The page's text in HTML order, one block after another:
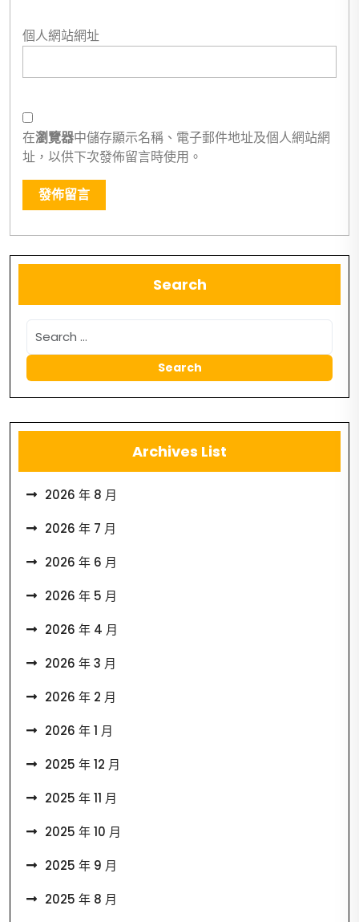
個人網站網址
在瀏覽器中儲存顯示名稱、電子郵件地址及個人網站網
址，以供下次發佈留言時使用。
Search
Archives List
2026 年 8 月
2026 年 7 月
2026 年 6 月
2026 年 5 月
2026 年 4 月
2026 年 3 月
2026 年 2 月
2026 年 1 月
2025 年 12 月
2025 年 11 月
2025 年 10 月
2025 年 9 月
2025 年 8 月